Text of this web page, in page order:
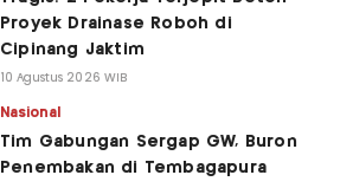
Proyek Drainase Roboh di
Cipinang Jaktim
10 Agustus 2026 WIB
Nasional
Tim Gabungan Sergap GW, Buron
Penembakan di Tembagapura